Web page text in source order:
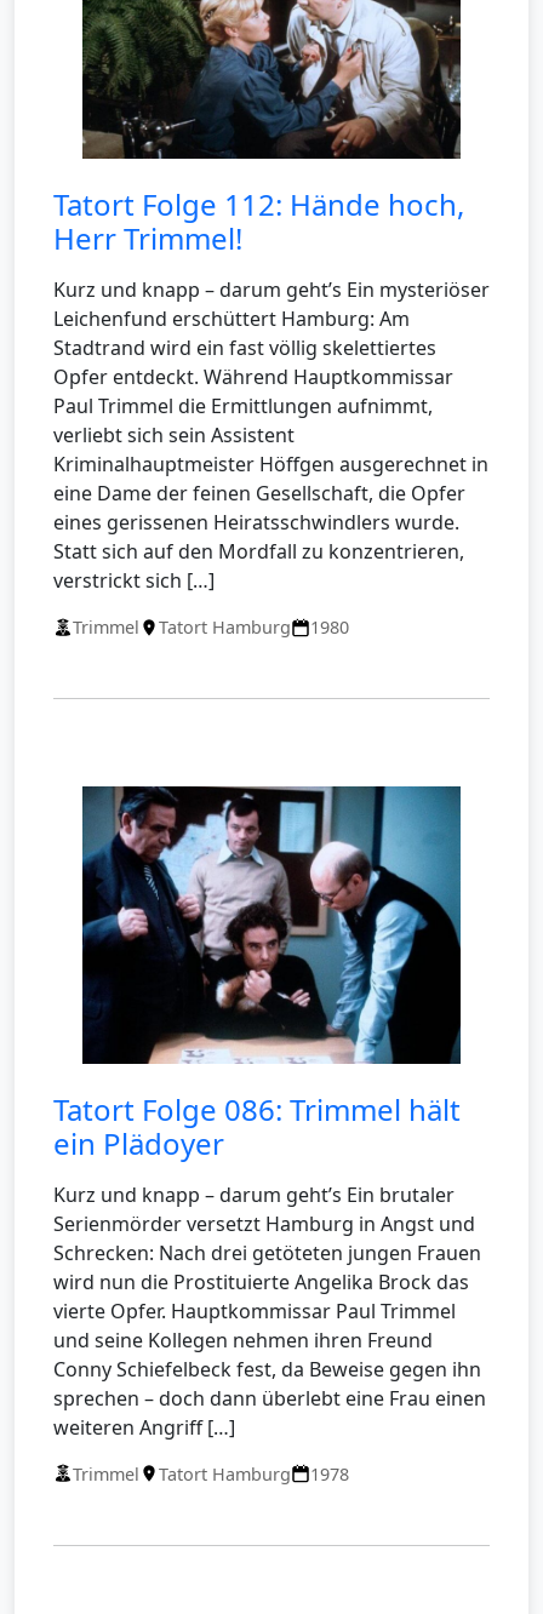
Tatort Folge 112: Hände hoch,
Herr Trimmel!
Kurz und knapp – darum geht’s Ein mysteriöser
Leichenfund erschüttert Hamburg: Am
Stadtrand wird ein fast völlig skelettiertes
Opfer entdeckt. Während Hauptkommissar
Paul Trimmel die Ermittlungen aufnimmt,
verliebt sich sein Assistent
Kriminalhauptmeister Höffgen ausgerechnet in
eine Dame der feinen Gesellschaft, die Opfer
eines gerissenen Heiratsschwindlers wurde.
Statt sich auf den Mordfall zu konzentrieren,
verstrickt sich […]
Trimmel Tatort Hamburg 1980
Tatort Folge 086: Trimmel hält
ein Plädoyer
Kurz und knapp – darum geht’s Ein brutaler
Serienmörder versetzt Hamburg in Angst und
Schrecken: Nach drei getöteten jungen Frauen
wird nun die Prostituierte Angelika Brock das
vierte Opfer. Hauptkommissar Paul Trimmel
und seine Kollegen nehmen ihren Freund
Conny Schiefelbeck fest, da Beweise gegen ihn
sprechen – doch dann überlebt eine Frau einen
weiteren Angriff […]
Trimmel Tatort Hamburg 1978